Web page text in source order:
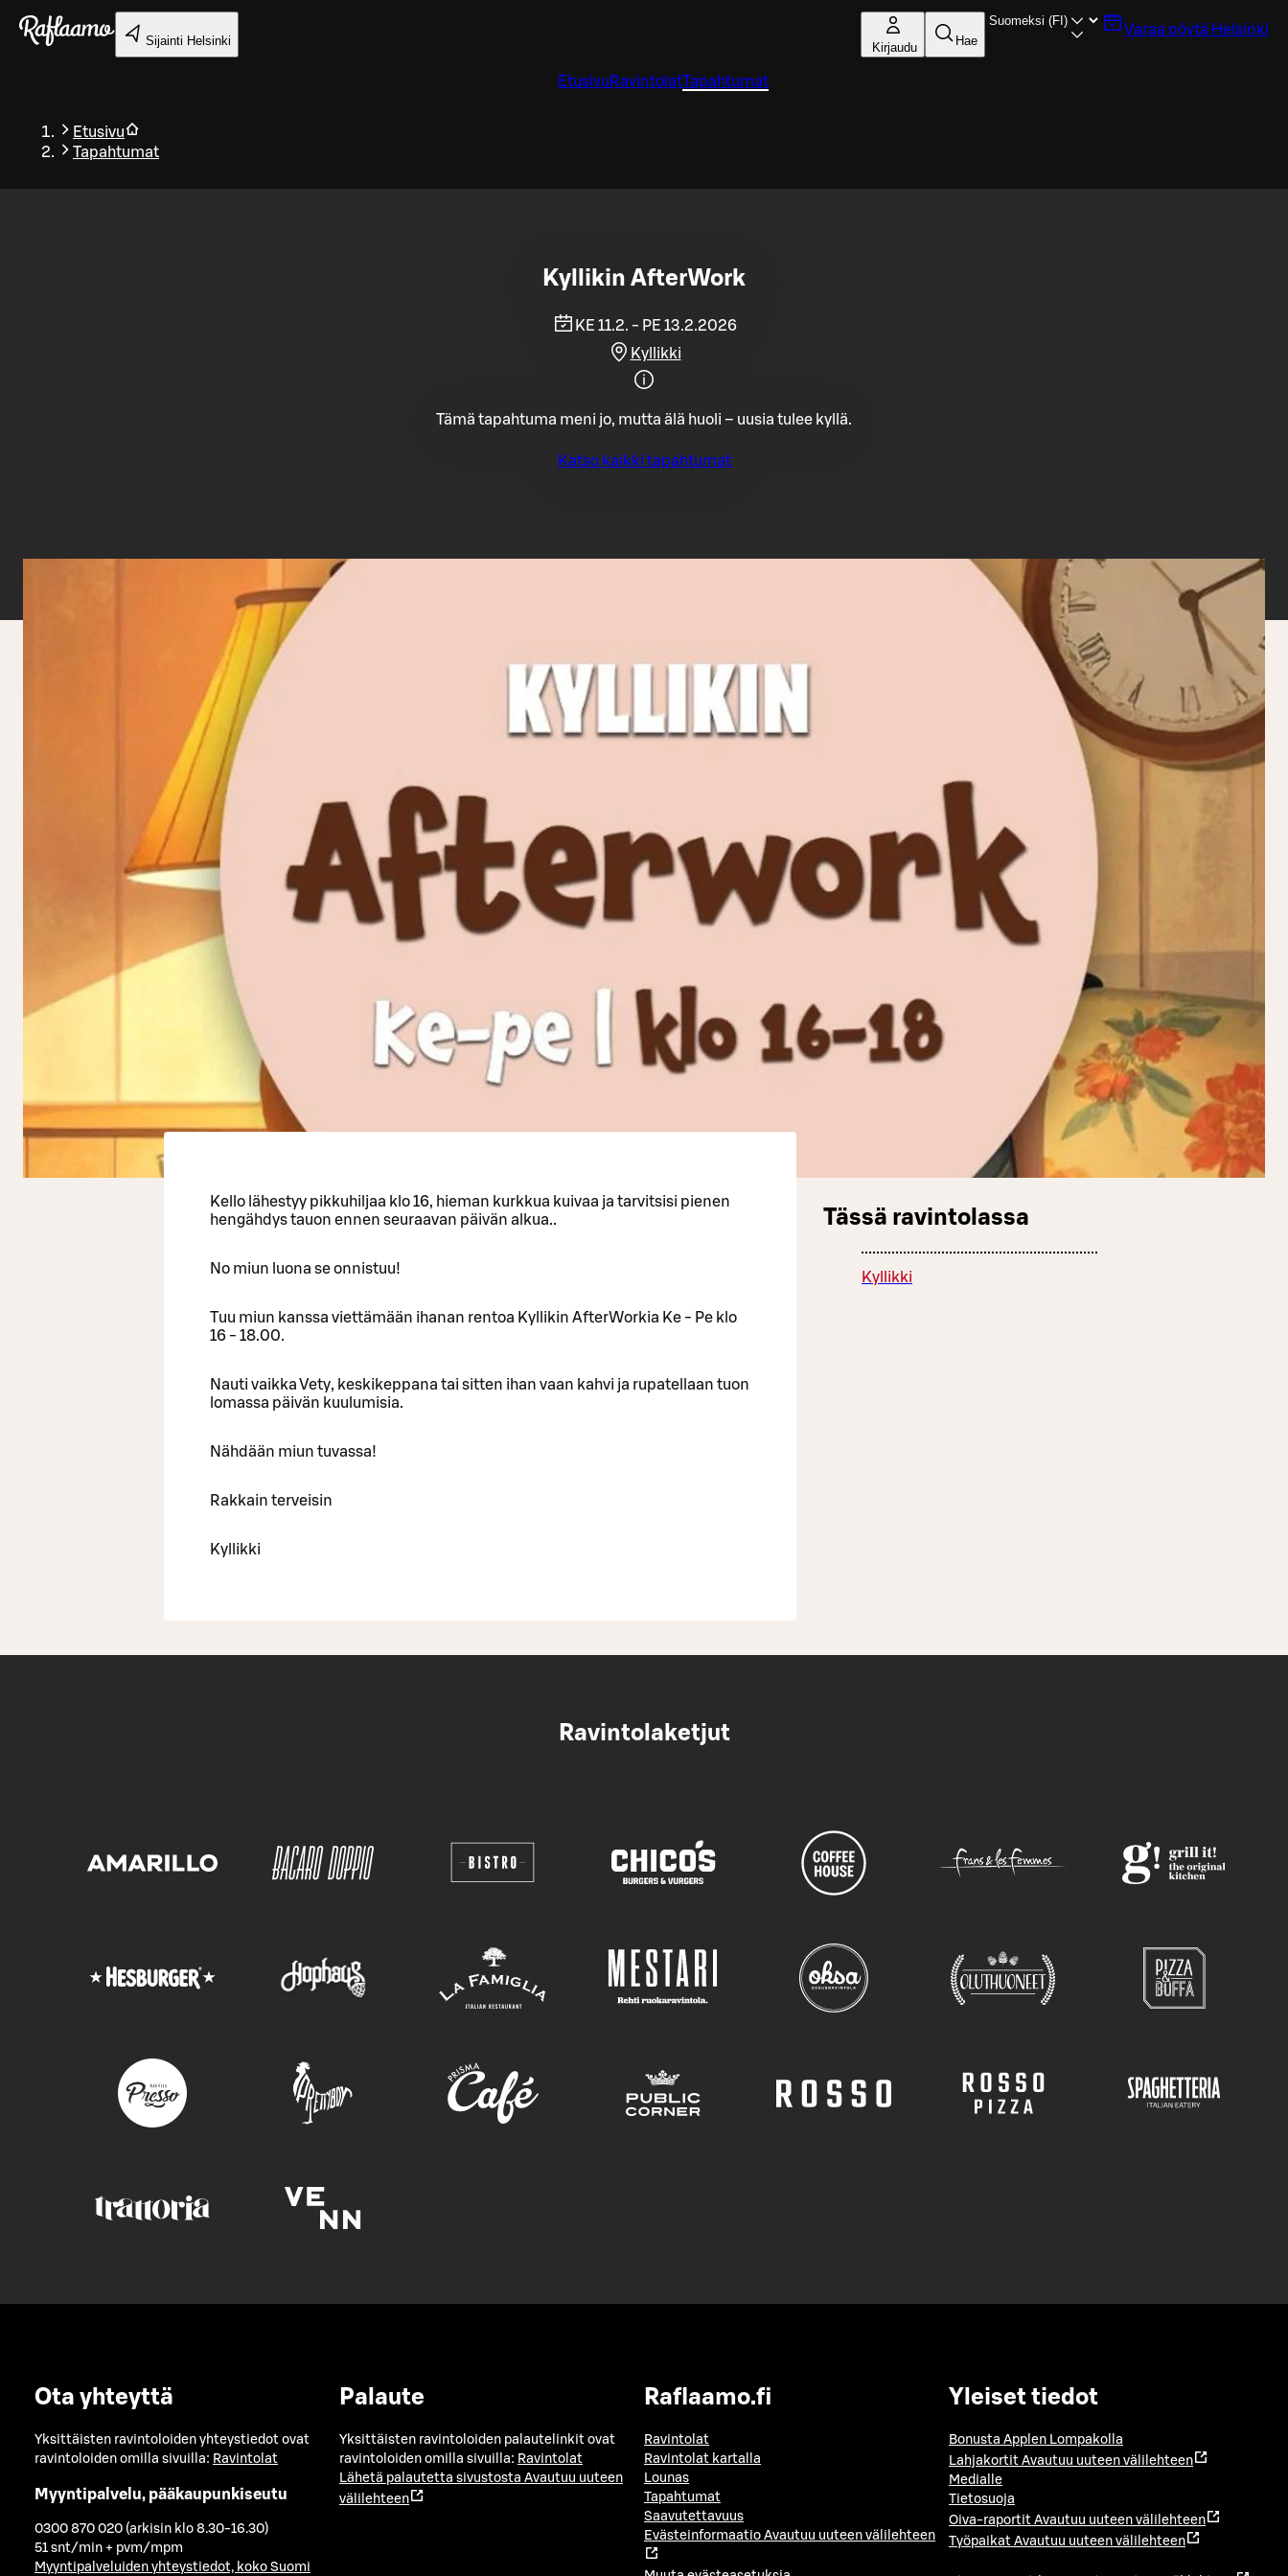
Siirry pääsisältöön
Sijainti Helsinki Kirjaudu Hae
Varaa pöytä Helsinki
Etusivu RavintolatTapahtumat
Etusivu
Tapahtumat
Takaisin
Kyllikin AfterWork
KE 11.2. - PE 13.2.2026
Kyllikki
Tämä tapahtuma meni jo, mutta älä huoli – uusia tulee kyllä.
Katso kaikki tapahtumat
Kello lähestyy pikkuhiljaa klo 16, hieman kurkkua kuivaa ja tarvitsisi pienen
hengähdys tauon ennen seuraavan päivän alkua..
No miun luona se onnistuu!
Tuu miun kanssa viettämään ihanan rentoa Kyllikin AfterWorkia Ke - Pe klo
16 - 18.00.
Nauti vaikka Vety, keskikeppana tai sitten ihan vaan kahvi ja rupatellaan tuon
lomassa päivän kuulumisia.
Nähdään miun tuvassa!
Rakkain terveisin
Kyllikki
Tässä ravintolassa
Kyllikki
Ravintolaketjut
Ota yhteyttä
Yksittäisten ravintoloiden yhteystiedot ovat
ravintoloiden omilla sivuilla: Ravintolat
Myyntipalvelu, pääkaupunkiseutu
0300 870 020 (arkisin klo 8.30-16.30)
51 snt/min + pvm/mpm
Myyntipalveluiden yhteystiedot, koko Suomi
Palaute
Yksittäisten ravintoloiden palautelinkit ovat
ravintoloiden omilla sivuilla: Ravintolat
Lähetä palautetta sivustosta Avautuu uuteen
välilehteen
Raflaamo.fi
Ravintolat
Ravintolat kartalla
Lounas
Tapahtumat
Saavutettavuus
Evästeinformaatio Avautuu uuteen välilehteen
Yleiset tiedot
Bonusta Applen Lompakolla
Lahjakortit Avautuu uuteen välilehteen
Medialle
Tietosuoja
Oiva-raportit Avautuu uuteen välilehteen
Työpaikat Avautuu uuteen välilehteen